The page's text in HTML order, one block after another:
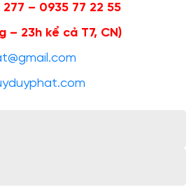
– 0935 77 22 55
– 23h kể cả T7, CN)